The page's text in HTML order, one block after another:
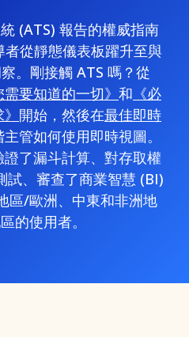
(ATS) 報告的權威指南
從靜態儀表板躍升至與
。剛接觸 ATS 嗎？從
要知道的一切》 和 《必
開始，然後在最佳即時
管如何使用即時視圖。
了漏斗計算、對存取權
試、審查了商業智慧 (BI)
區/歐洲、中東和非洲地
的使用者。